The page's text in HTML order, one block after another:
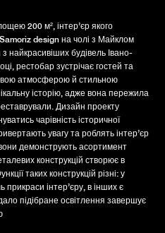
200 м², інтер’єр якого
design на чолі з Майклом
найкрасивіших будівель Івано-
рестобар зустрічає гостей та
атмосферою й стильною
історію, адже вона пережила
Дизайн проекту
чарівність історичної
увагу та роблять інтер’єр
вони демонструють асортимент
конструкцій створює в
таких конструкцій різні: у
прикраси інтер’єру, в інших є
підібране освітлення завершує